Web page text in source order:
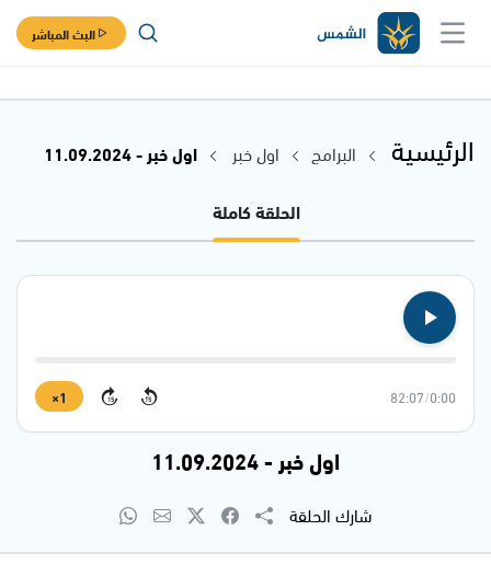
البث المباشر
الرئيسية البرامج اول خبر
اول خبر - 11.09.2024
الحلقة كاملة
0:00
/
82:07
15
15
1×
اول خبر - 11.09.2024
شارك الحلقة